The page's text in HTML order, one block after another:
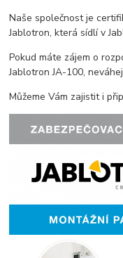
Naše společnost je
Jablotron, která sídlí v
Pokud máte zájem o
Jablotron JA-100,
Můžeme Vám zajistit i